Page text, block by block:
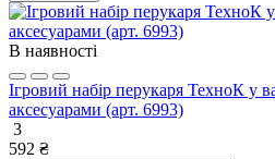
В наявності
Ігровий набір перукаря ТехноК у
аксесуарами (арт. 6993)
3
592 ₴